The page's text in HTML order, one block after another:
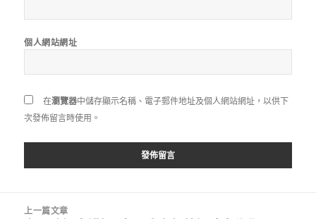
個人網站網址
在瀏覽器中儲存顯示名稱、電子郵件地址及個人網站網址，以供下
次發佈留言時使用。
上一篇文章